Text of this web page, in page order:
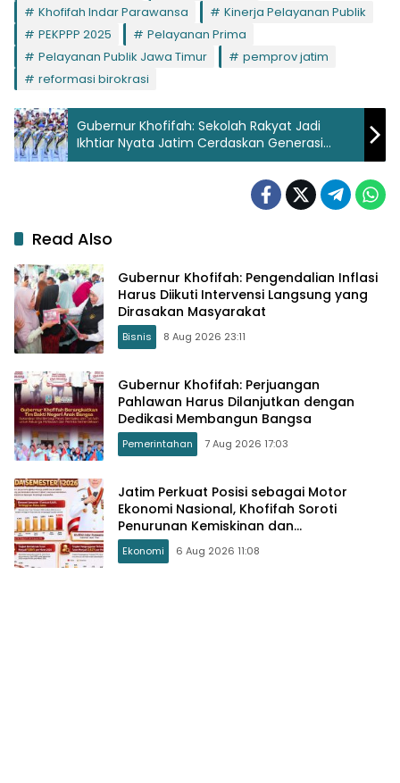
Khofifah Indar Parawansa
Kinerja Pelayanan Publik
PEKPPP 2025
Pelayanan Prima
Pelayanan Publik Jawa Timur
pemprov jatim
reformasi birokrasi
Gubernur Khofifah: Sekolah Rakyat Jadi
Ikhtiar Nyata Jatim Cerdaskan Generasi
Bangsa
Read Also
Gubernur Khofifah: Pengendalian Inflasi
Harus Diikuti Intervensi Langsung yang
Dirasakan Masyarakat
Bisnis 8 Aug 2026 23:11
Gubernur Khofifah: Perjuangan
Pahlawan Harus Dilanjutkan dengan
Dedikasi Membangun Bangsa
Pemerintahan 7 Aug 2026 17:03
Jatim Perkuat Posisi sebagai Motor
Ekonomi Nasional, Khofifah Soroti
Penurunan Kemiskinan dan
Pengangguran
Ekonomi 6 Aug 2026 11:08